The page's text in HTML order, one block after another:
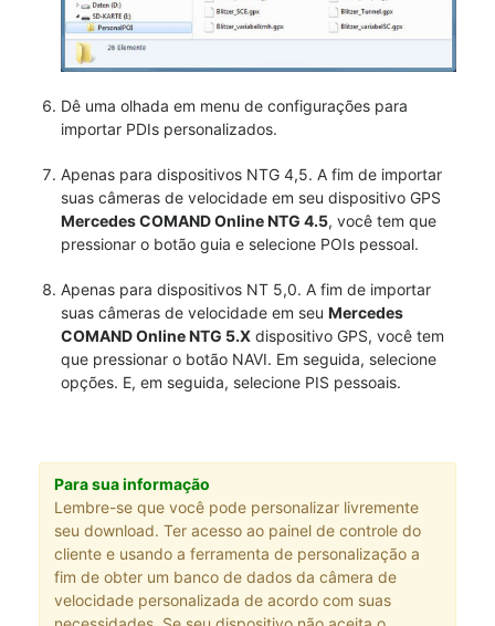
Dê uma olhada em menu de configurações para
importar PDIs personalizados.
Apenas para dispositivos NTG 4,5. A fim de importar
suas câmeras de velocidade em seu dispositivo GPS
Mercedes COMAND Online NTG 4.5, você tem que
pressionar o botão guia e selecione POIs pessoal.
Apenas para dispositivos NT 5,0. A fim de importar
suas câmeras de velocidade em seu Mercedes
COMAND Online NTG 5.X dispositivo GPS, você tem
que pressionar o botão NAVI. Em seguida, selecione
opções. E, em seguida, selecione PIS pessoais.
Para sua informação
Lembre-se que você pode personalizar livremente
seu download. Ter acesso ao painel de controle do
cliente e usando a ferramenta de personalização a
fim de obter um banco de dados da câmera de
velocidade personalizada de acordo com suas